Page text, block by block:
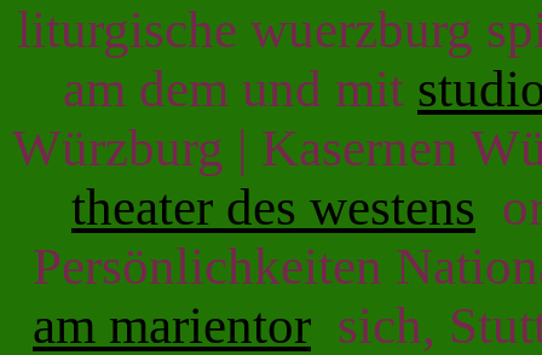
liturgische wuerzburg
am dem und mit
Würzburg | Kasernen
theater des westens
Persönlichkeiten
am marientor sich,